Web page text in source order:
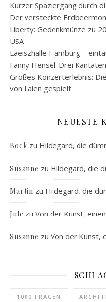
Kurzer Spaziergang durch
Der versteckte
Liberty: Gedenkmünze zu
USA
Laeiszhalle Hamburg –
Fanny Hensel: Drei
Großes Konzerterlebnis:
von Laien gespielt
NEUESTE
Bock zu Hildegard, die
Susanne zu Hildegard, die
Martin zu Hildegard, die
Jule zu Von der Kunst,
Susanne zu Von der Kunst,
1000 FRAGEN